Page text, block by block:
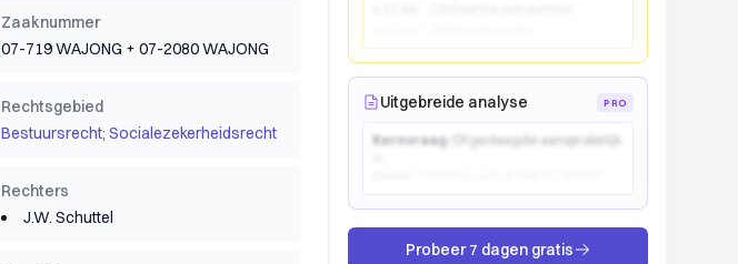
Zaaknummer
07-719 WAJONG + 07-2080 WAJONG
Rechtsgebied
Bestuursrecht; Socialezekerheidsrecht
Rechters
J.W. Schuttel
Uitgebreide analyse PRO
Kernvraag:
Of gedaagde aansprakelijk
Probeer 7 dagen gratis